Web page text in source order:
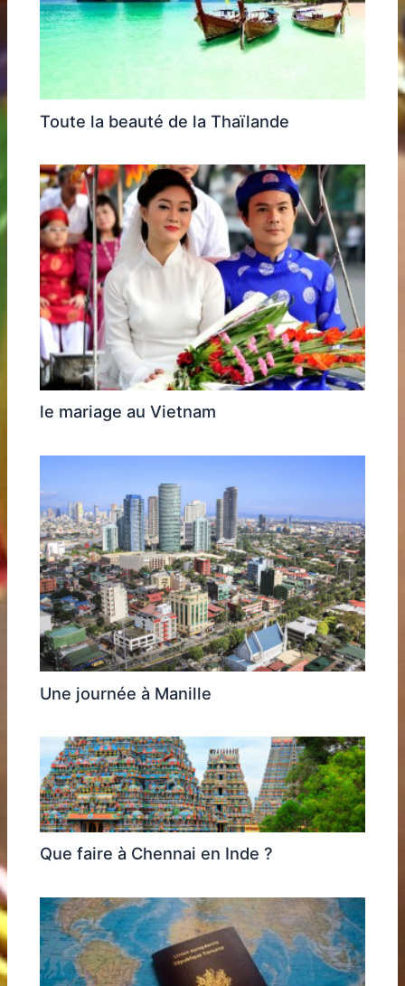
Toute la beauté de la Thaïlande
le mariage au Vietnam
Une journée à Manille
Que faire à Chennai en Inde ?